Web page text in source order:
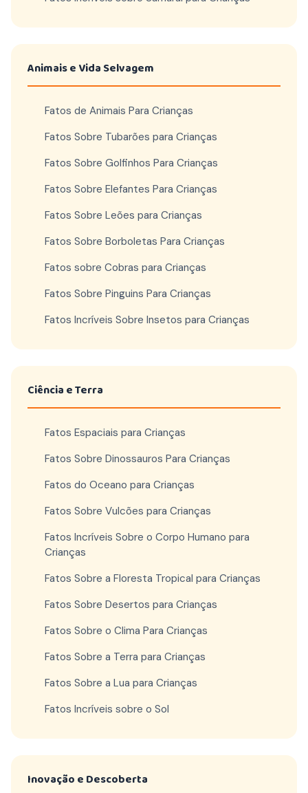
Animais e Vida Selvagem
Fatos de Animais Para Crianças
Fatos Sobre Tubarões para Crianças
Fatos Sobre Golfinhos Para Crianças
Fatos Sobre Elefantes Para Crianças
Fatos Sobre Leões para Crianças
Fatos Sobre Borboletas Para Crianças
Fatos sobre Cobras para Crianças
Fatos Sobre Pinguins Para Crianças
Fatos Incríveis Sobre Insetos para Crianças
Ciência e Terra
Fatos Espaciais para Crianças
Fatos Sobre Dinossauros Para Crianças
Fatos do Oceano para Crianças
Fatos Sobre Vulcões para Crianças
Fatos Incríveis Sobre o Corpo Humano para
Crianças
Fatos Sobre a Floresta Tropical para Crianças
Fatos Sobre Desertos para Crianças
Fatos Sobre o Clima Para Crianças
Fatos Sobre a Terra para Crianças
Fatos Sobre a Lua para Crianças
Fatos Incríveis sobre o Sol
Inovação e Descoberta